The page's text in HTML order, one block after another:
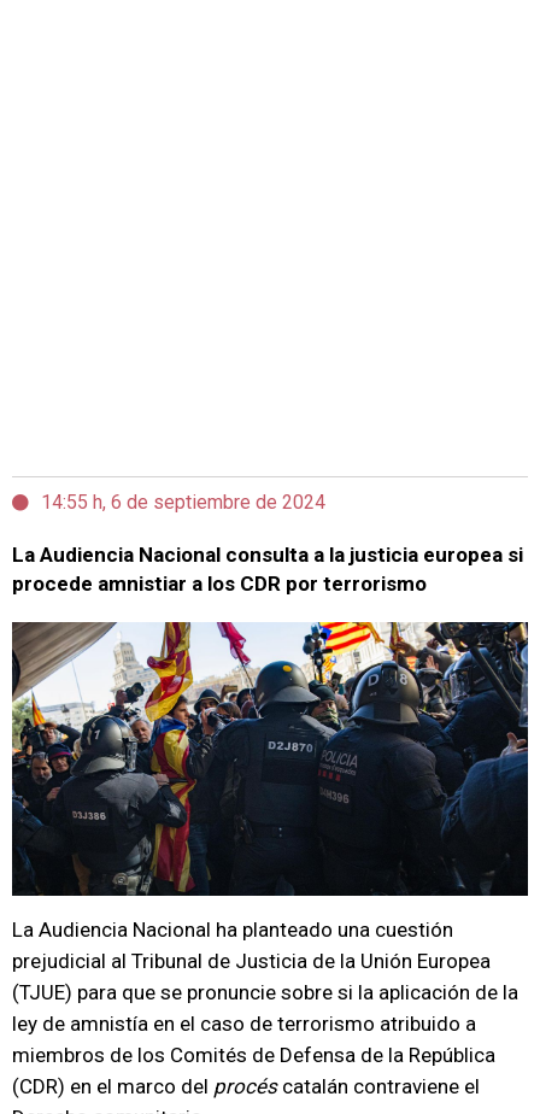
14:55 h, 6 de septiembre de 2024
La Audiencia Nacional consulta a la justicia europea si
procede amnistiar a los CDR por terrorismo
La Audiencia Nacional ha planteado una cuestión
prejudicial al Tribunal de Justicia de la Unión Europea
(TJUE) para que se pronuncie sobre si la aplicación de la
ley de amnistía en el caso de terrorismo atribuido a
miembros de los Comités de Defensa de la República
(CDR) en el marco del procés catalán contraviene el